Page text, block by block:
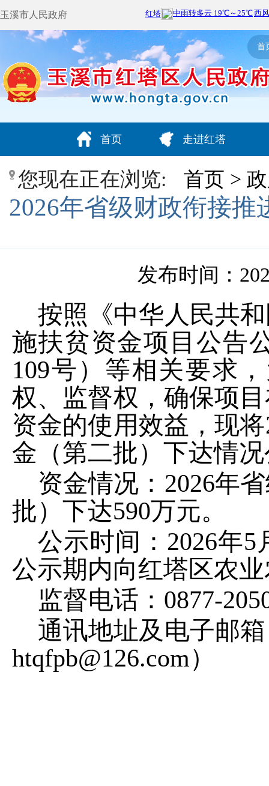
玉溪市人民政府
首
首页 走进红塔
您现在正在浏览: 首页 >
2026年省级财政衔接
发布时间：
按照《中华人民共
施扶贫资金项目公告
109号）等相关要求
权、监督权，确保项
资金的使用效益，现将
金（第二批）下达情
资金情况： 2026年
批） 下达590万元。
公示时间： 2026年5
公示期内向红塔区农
监督电话： 0877-
通讯地址及电子邮
htqfpb@126.com）